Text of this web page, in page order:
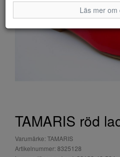
TAMARIS röd
Varumärke: TAMARIS
Artikelnummer: 8325128
Läs mer om